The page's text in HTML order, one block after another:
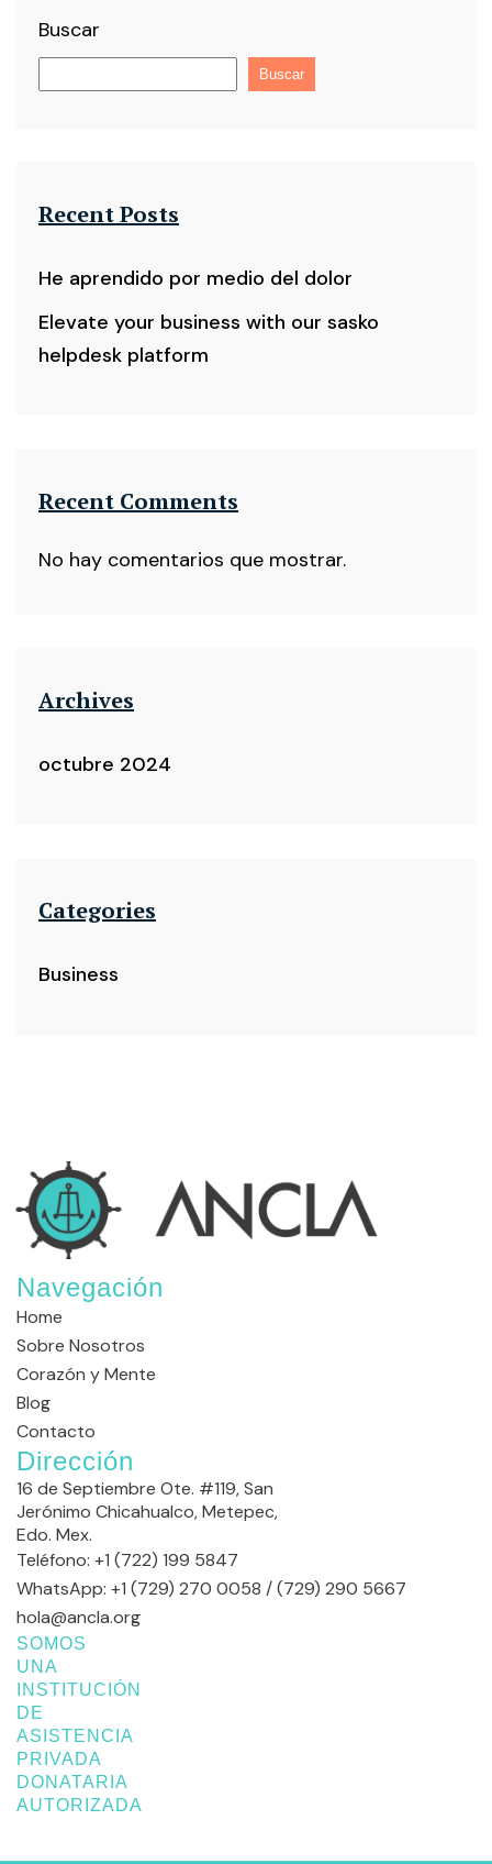
Buscar
Buscar
Recent Posts
He aprendido por medio del dolor
Elevate your business with our sasko
helpdesk platform
Recent Comments
No hay comentarios que mostrar.
Archives
octubre 2024
Categories
Business
Navegación
Home
Sobre Nosotros
Corazón y Mente
Blog
Contacto
Dirección
16 de Septiembre Ote. #119, San
Jerónimo Chicahualco, Metepec,
Edo. Mex.
Teléfono: +1 (722) 199 5847
WhatsApp: +1 (729) 270 0058 / (729) 290 5667
hola@ancla.org
SOMOS
UNA
INSTITUCIÓN
DE
ASISTENCIA
PRIVADA
DONATARIA
AUTORIZADA